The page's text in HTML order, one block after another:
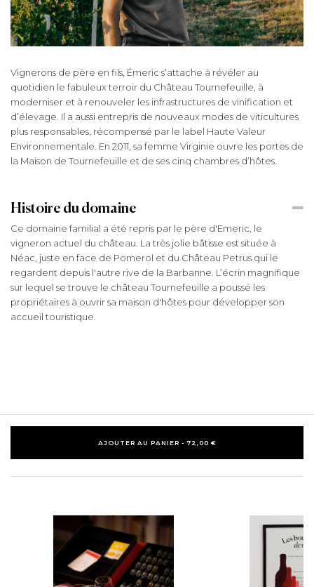
Vignerons de père en fils, Émeric s’attache à révéler au
quotidien le fabuleux terroir du Château Tournefeuille, à
moderniser et à renouveler les infrastructures de vinification et
d’élevage. Il a aussi entrepris de nouveaux modes de viticultures
plus responsables, récompensé par le label Haute Valeur
Environnementale. En 2011, sa femme Virginie ouvre les portes de
la Maison de Tournefeuille et de ses cinq chambres d’hôtes.
Histoire du domaine
Ce domaine familial a été repris par le père d'Emeric, le
vigneron actuel du château. La très jolie bâtisse est située à
Néac, juste en face de Pomerol et du Château Petrus qui le
regardent depuis l'autre rive de la Barbanne. L’écrin magnifique
sur lequel se trouve le château Tournefeuille a poussé les
propriétaires à ouvrir sa maison d'hôtes pour développer son
accueil touristique.
AJOUTER AU PANIER - 72,00 €